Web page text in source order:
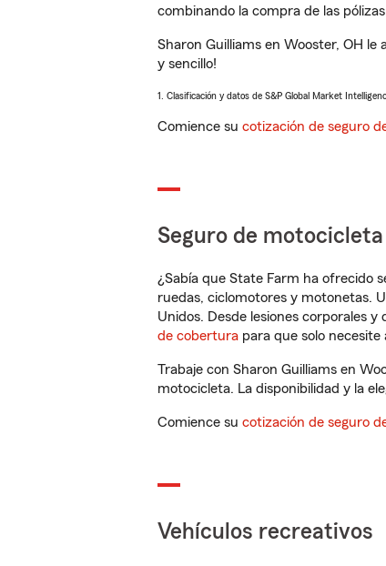
combinando la compra de las
Sharon Guilliams en Wooster, OH
y sencillo!
1. Clasificación y datos de S&P Global Market
Comience su cotización de seguro
Seguro de motocicleta
¿Sabía que State Farm ha ofrecido
ruedas, ciclomotores y motonetas.
Unidos. Desde lesiones corporales
de cobertura para que solo
Trabaje con Sharon Guilliams en
motocicleta. La disponibilidad y la
Comience su cotización de seguro
Vehículos recreativos